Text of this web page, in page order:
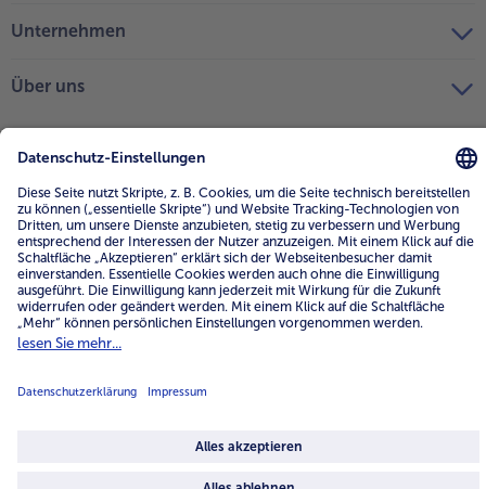
Unternehmen
Über uns
Land / Sprache wählen